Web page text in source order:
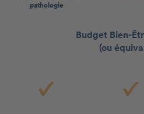
pathologie
Budget Bien-
(ou